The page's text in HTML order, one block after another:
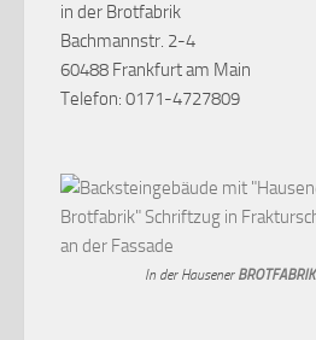
in der Brotfabrik
Bachmannstr. 2-4
60488 Frankfurt am Main
Telefon: 0171-4727809
In der Hausener BROTFABRIK